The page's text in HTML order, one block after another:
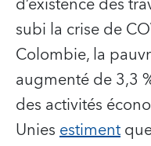
subi la crise de
Colombie, la
augmenté de 3,3
des activités
Uniesestiment